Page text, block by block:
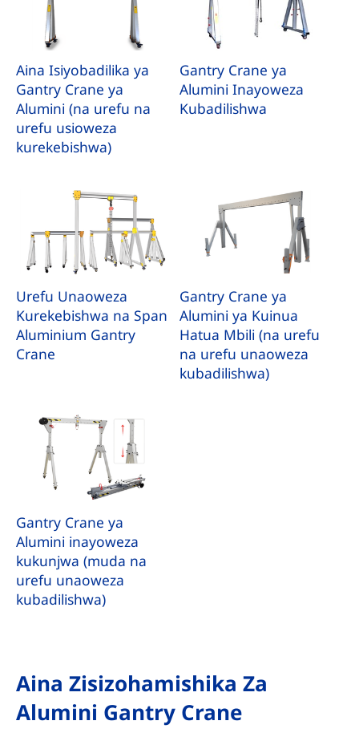
Aina Isiyobadilika ya
Gantry Crane ya
Alumini (na urefu na
urefu usioweza
kurekebishwa)
Gantry Crane ya
Alumini Inayoweza
Kubadilishwa
Urefu Unaoweza
Kurekebishwa na Span
Aluminium Gantry
Crane
Gantry Crane ya
Alumini ya Kuinua
Hatua Mbili (na urefu
na urefu unaoweza
kubadilishwa)
Gantry Crane ya
Alumini inayoweza
kukunjwa (muda na
urefu unaoweza
kubadilishwa)
Aina Zisizohamishika Za
Alumini Gantry Crane